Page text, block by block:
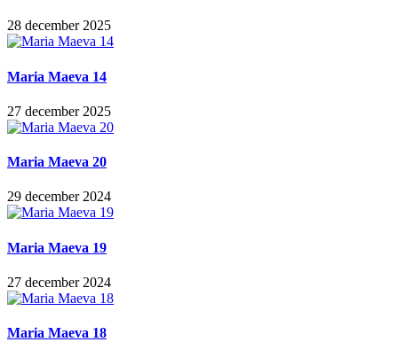
28 december 2025
Maria Maeva 14
27 december 2025
Maria Maeva 20
29 december 2024
Maria Maeva 19
27 december 2024
Maria Maeva 18